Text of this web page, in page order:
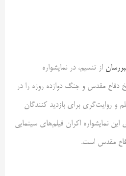
از تنسیم، در نمایشواره
دفاع مقدس و جنگ دوازده روزه را در
و روایت‌گری برای بازدید کنندگان
این نمایشواره اکران فیلم‌های سینمایی
مقدس است.